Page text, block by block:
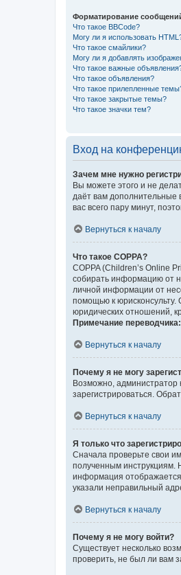
Форматирование
Что такое BBCode?
Могу ли я использовать
Что такое смайлики?
Могу ли я добавлять
Что такое важные
Что такое объявления?
Что такое прилепленные
Что такое закрытые темы?
Что такое значки тем?
Вход на
Зачем мне нужно
Вы можете этого и не
даёт вам дополнительные
вас всего пару минут,
Вернуться к началу
Что такое COPPA?
COPPA (Children’s Online
собирать информацию от
личной информации от
помощью к
юридических отношений,
Примечание
Вернуться к началу
Почему я не могу
Возможно, администратор
зарегистрироваться.
Вернуться к началу
Я только что
Сначала проверьте свои
полученным инструкциям.
информация
указали неправильный
Вернуться к началу
Почему я не могу войти?
Существует несколько
проверить, не был ли вам